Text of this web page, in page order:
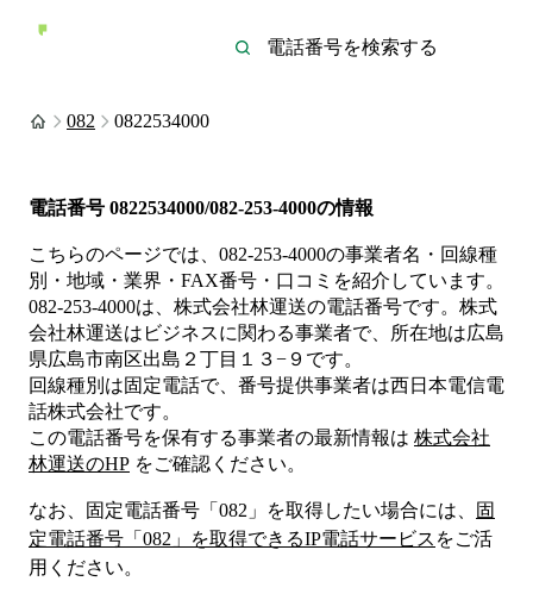
082 0822534000
電話番号 0822534000/082-253-4000の情報
こちらのページでは、 082-253-4000の事業者名・回線種
別・地域・業界・FAX番号・口コミを紹介しています。
082-253-4000は、 株式会社林運送の電話番号です。 株式
会社林運送は ビジネスに関わる事業者で、所在地は広島
県広島市南区出島２丁目１３−９ です。
回線種別は固定電話で、番号提供事業者は西日本電信電
話株式会社です。
この電話番号を保有する事業者の最新情報は 株式会社
林運送のHP をご確認ください。
なお、固定電話番号「 082 」を取得したい場合には、
固
定電話番号「 082 」を取得できるIP電話サービス をご活
用ください。